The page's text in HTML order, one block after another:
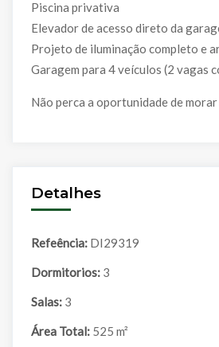
Piscina privativa
Elevador de acesso direto da
Projeto de iluminação completo e
Garagem para 4 veículos (2 vagas
Não perca a oportunidade de
Detalhes
Refeência: DI29319
Dormitorios: 3
Salas: 3
Área Total: 525 m²